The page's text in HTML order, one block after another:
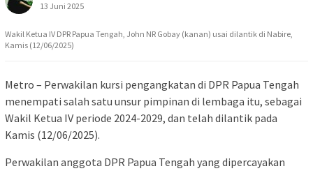
13 Juni 2025
Wakil Ketua IV DPR Papua Tengah, John NR Gobay (kanan) usai dilantik di Nabire,
Kamis (12/06/2025)
Metro – Perwakilan kursi pengangkatan di DPR Papua Tengah
menempati salah satu unsur pimpinan di lembaga itu, sebagai
Wakil Ketua IV periode 2024-2029, dan telah dilantik pada
Kamis (12/06/2025).
Perwakilan anggota DPR Papua Tengah yang dipercayakan